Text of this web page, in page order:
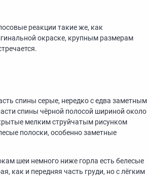
реакции такие же, как
окраске, крупным размерам
спины серые, нередко с едва заметным
спины чёрной полосой шириной около
мелким струйчатым рисунком
полоски, особенно заметные
шеи немного ниже горла есть белесые
как и передняя часть груди, но с лёгким